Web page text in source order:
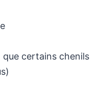
certains chenils